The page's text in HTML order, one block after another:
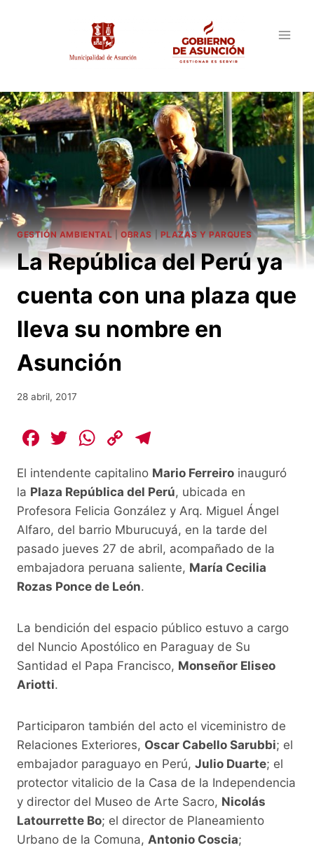
GESTIÓN AMBIENTAL | OBRAS PLAZAS Y PARQUES
La República del Perú ya
cuenta con una plaza que
lleva su nombre en
Asunción
28 abril, 2017
F
c
e
b
o
o
k
T
itt
er
W
at
s
A
p
p
C
p
y
Li
n
k
e
gr
a
m
El intendente capitalino Mario Ferreiro inauguró
la Plaza República del Perú, ubicada en
Profesora Felicia González y Arq. Miguel Ángel
Alfaro, del barrio Mburucuyá, en la tarde del
pasado jueves 27 de abril, acompañado de la
embajadora peruana saliente, María Cecilia
Rozas Ponce de León.
La bendición del espacio público estuvo a cargo
del Nuncio Apostólico en Paraguay de Su
Santidad el Papa Francisco, Monseñor Eliseo
Ariotti.
Participaron también del acto el viceministro de
Relaciones Exteriores, Oscar Cabello Sarubbi; el
embajador paraguayo en Perú, Julio Duarte; el
protector vitalicio de la Casa de la Independencia
y director del Museo de Arte Sacro, Nicolás
Latourrette Bo; el director de Planeamiento
Urbano de la Comuna, Antonio Coscia;